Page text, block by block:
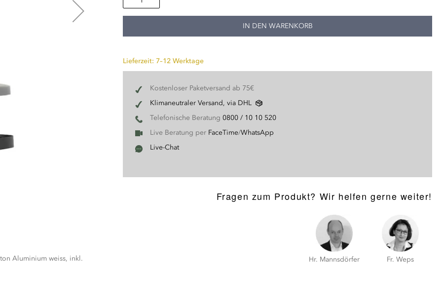
IN DEN WARENKORB
Lieferzeit: 7–12 Werktage
Kostenloser Paketversand ab 75€
Klimaneutraler Versand, via DHL
Telefonische Beratung 0800 / 10 10 520
Live Beratung per FaceTime/WhatsApp
Live-Chat
Fragen zum Produkt? Wir helfen gerne weiter!
Hr. Mannsdörfer Fr. Weps
Aluminium weiss, inkl.